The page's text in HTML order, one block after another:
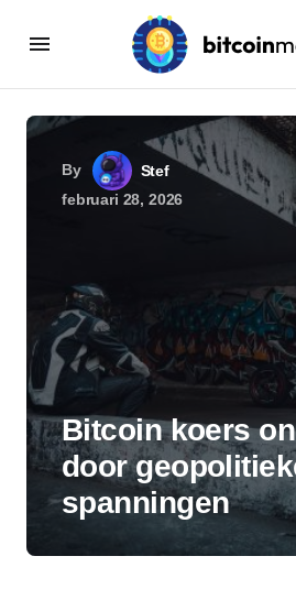
By
Stef
februari 28, 2026
Bitcoin koers
door
spanningen